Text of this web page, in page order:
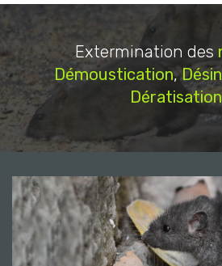
Extermination des
Démoustication,
Dératisation